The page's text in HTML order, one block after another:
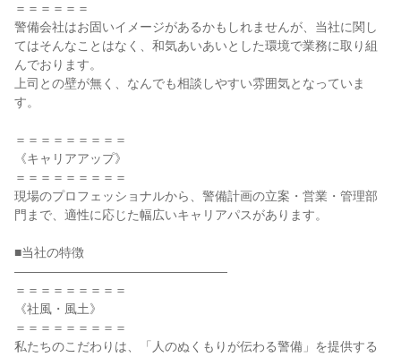
＝＝＝＝＝＝
警備会社はお固いイメージがあるかもしれませんが、当社に関し
てはそんなことはなく、和気あいあいとした環境で業務に取り組
んでおります。
上司との壁が無く、なんでも相談しやすい雰囲気となっていま
す。
＝＝＝＝＝＝＝＝＝
《キャリアアップ》
＝＝＝＝＝＝＝＝＝
現場のプロフェッショナルから、警備計画の立案・営業・管理部
門まで、適性に応じた幅広いキャリアパスがあります。
■当社の特徴
―――――――――――――――――
＝＝＝＝＝＝＝＝＝
《社風・風土》
＝＝＝＝＝＝＝＝＝
私たちのこだわりは、「人のぬくもりが伝わる警備」を提供する